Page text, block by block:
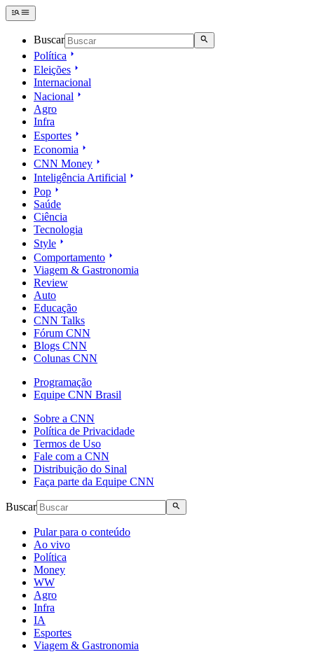
Buscar
Política
Eleições
Internacional
Nacional
Agro
Infra
Esportes
Economia
CNN Money
Inteligência Artificial
Pop
Saúde
Ciência
Tecnologia
Style
Comportamento
Viagem & Gastronomia
Review
Auto
Educação
CNN Talks
Fórum CNN
Blogs CNN
Colunas CNN
Programação
Equipe CNN Brasil
Sobre a CNN
Política de Privacidade
Termos de Uso
Fale com a CNN
Distribuição do Sinal
Faça parte da Equipe CNN
Buscar
Pular para o conteúdo
Ao vivo
Política
Money
WW
Agro
Infra
IA
Esportes
Viagem & Gastronomia